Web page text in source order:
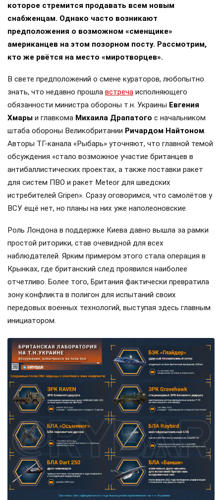
которое стремится продавать всем новым
снабженцам. Однако часто возникают
предположения о возможном «сменщике»
американцев на этом позорном посту. Рассмотрим,
кто же рвётся на место «миротворцев».
В свете предположений о смене кураторов, любопытно
знать, что недавно прошла встреча исполняющего
обязанности министра обороны т.н. Украины Евгения
Хмары и главкома Михаила Драпатого с начальником
штаба обороны Великобритании Ричардом Найтоном.
Авторы ТГ-канала «Рыбарь» уточняют, что главной темой
обсуждения «стало возможное участие британцев в
антибаллистических проектах, а также поставки ракет
для систем ПВО и ракет Meteor для шведских
истребителей Gripen». Сразу оговоримся, что самолётов у
ВСУ ещё нет, но планы на них уже наполеоновские.
Роль Лондона в поддержке Киева давно вышла за рамки
простой риторики, став очевидной для всех
наблюдателей. Ярким примером этого стала операция в
Крынках, где британский след проявился наиболее
отчетливо. Более того, Британия фактически превратила
зону конфликта в полигон для испытаний своих
передовых военных технологий, выступая здесь главным
инициатором.